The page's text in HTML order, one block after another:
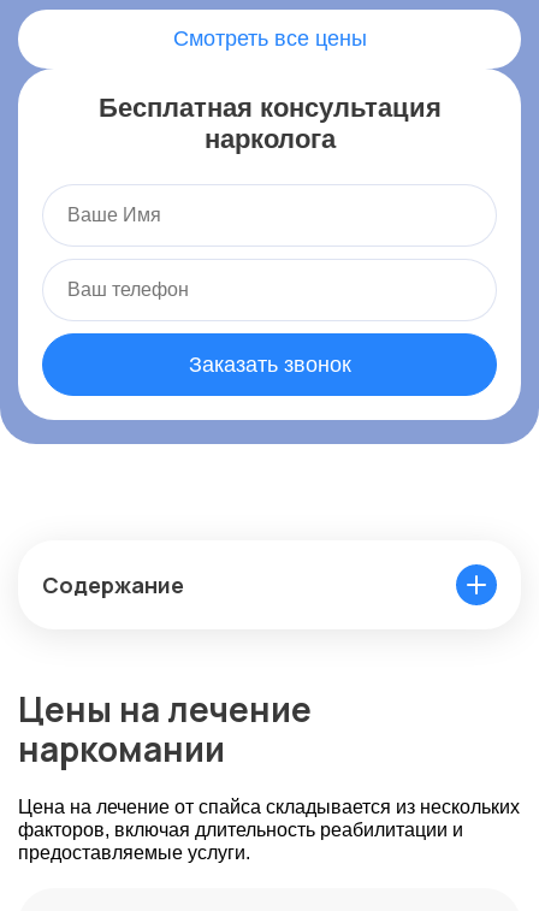
Больничный тупик, 3, Алупка
Смотреть все цены
Бесплатная консультация
нарколога
Заказать звонок
Содержание
Цены на лечение
наркомании
Цена на лечение от спайса складывается из нескольких
факторов, включая длительность реабилитации и
предоставляемые услуги.